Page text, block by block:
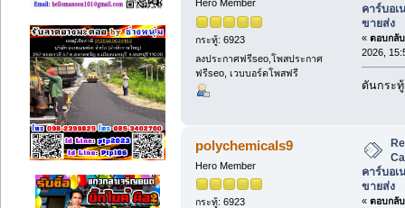
Hero Member
กระทู้: 6923
ลงประกาศฟรีseo,โพสประกาศ
ฟรีseo, เวบบอร์ดโพสฟรี
คาร์บอเ
ขายส่ง
« ตอบกลั
2026,
ดันกระทู้
polychemicals9
Hero Member
กระทู้: 6923
คาร์บอเ
ขายส่ง
« ตอบกลั